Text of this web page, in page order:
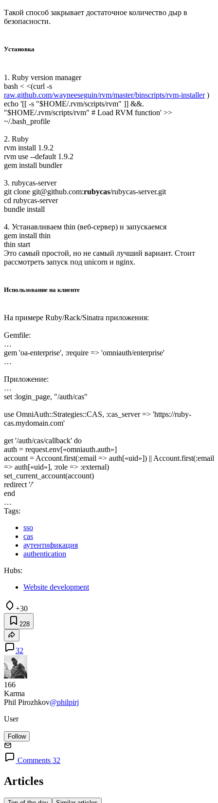
Такой способ закрывает достаточное количество дыр в
безопасности.
Установка
1. Ruby version manager
bash < <(curl -s
raw.github.com/wayneeseguin/rvm/master/binscripts/rvm-installer)
echo '[[ -s "$HOME/.rvm/scripts/rvm" ]] &&.
"$HOME/.rvm/scripts/rvm" # Load RVM function' >>
~/.bash_profile
2. Ruby
rvm install 1.9.2
rvm use --default 1.9.2
gem install bundler
3. rubycas-server
git clone git@github.com:rubycas/rubycas-server.git
cd rubycas-server
bundle install
4. Устанавливаем thin (веб-сервер) и запускаемся
gem install thin
thin start
Это самый простой, но не самый лучший вариант. Стоит
рассмотреть запуск под unicorn и nginx.
Использование на клиенте
На примере Ruby/Rack/Sinatra приложения:
Gemfile:
…
gem 'oa-enterprise', :require => 'omniauth/enterprise'
…
Приложение:
…
set :login_page, "/auth/cas"
use OmniAuth::Strategies::CAS, :cas_server => 'https://ruby-
cas.mydomain.com'
get '/auth/cas/callback' do
auth = request.env[«omniauth.auth»]
account = Account.first(:email => auth[«uid»]) || Account.first(:email
=> auth[«uid»], :role => :external)
set_current_account(account)
redirect '/'
end
…
Tags:
sso
cas
аутентификация
authentication
Hubs:
Website development
+30
228
32
166
Karma
Phil Pirozhkov@philpirj
User
Follow
Comments 32
Articles